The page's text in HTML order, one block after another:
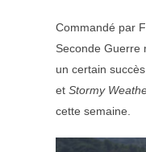
Commandé par
Seconde Guerre
un certain
et Stormy
cette semaine.